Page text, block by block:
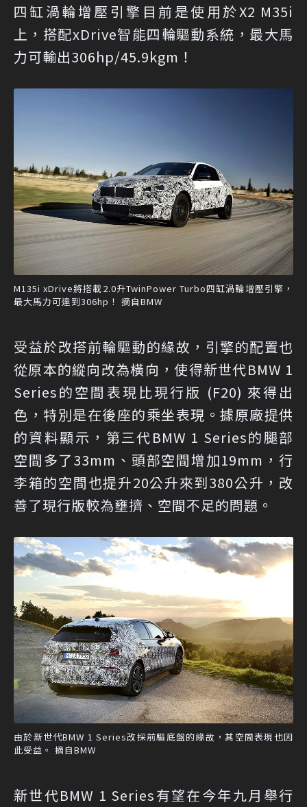
四缸渦輪增壓引擎目前是使用於X2 M35i
上，搭配xDrive智能四輪驅動系統，最大馬
力可輸出306hp/45.9kgm！
M135i xDrive將搭載2.0升TwinPower Turbo四缸渦輪增壓引擎，
最大馬力可達到306hp！ 摘自BMW
受益於改搭前輪驅動的緣故，引擎的配置也
從原本的縱向改為橫向，使得新世代BMW 1
Series的空間表現比現行版 (F20) 來得出
色，特別是在後座的乘坐表現。據原廠提供
的資料顯示，第三代BMW 1 Series的腿部
空間多了33mm、頭部空間增加19mm，行
李箱的空間也提升20公升來到380公升，改
善了現行版較為壅擠、空間不足的問題。
由於新世代BMW 1 Series改採前驅底盤的緣故，其空間表現也因
此受益。 摘自BMW
新世代BMW 1 Series有望在今年九月舉行